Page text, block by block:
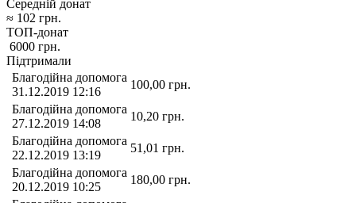
Середній донат
≈ 102 грн.
ТОП-донат
6000 грн.
Підтримали
Благодійна допомога
31.12.2019 12:16
100,00 грн.
Благодійна допомога
27.12.2019 14:08
10,20 грн.
Благодійна допомога
22.12.2019 13:19
51,01 грн.
Благодійна допомога
20.12.2019 10:25
180,00 грн.